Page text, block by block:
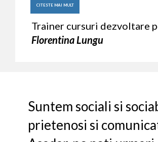
CITESTE MAI MULT
Trainer cursuri dezvoltare
Florentina Lungu
Suntem sociali si
prietenosi si